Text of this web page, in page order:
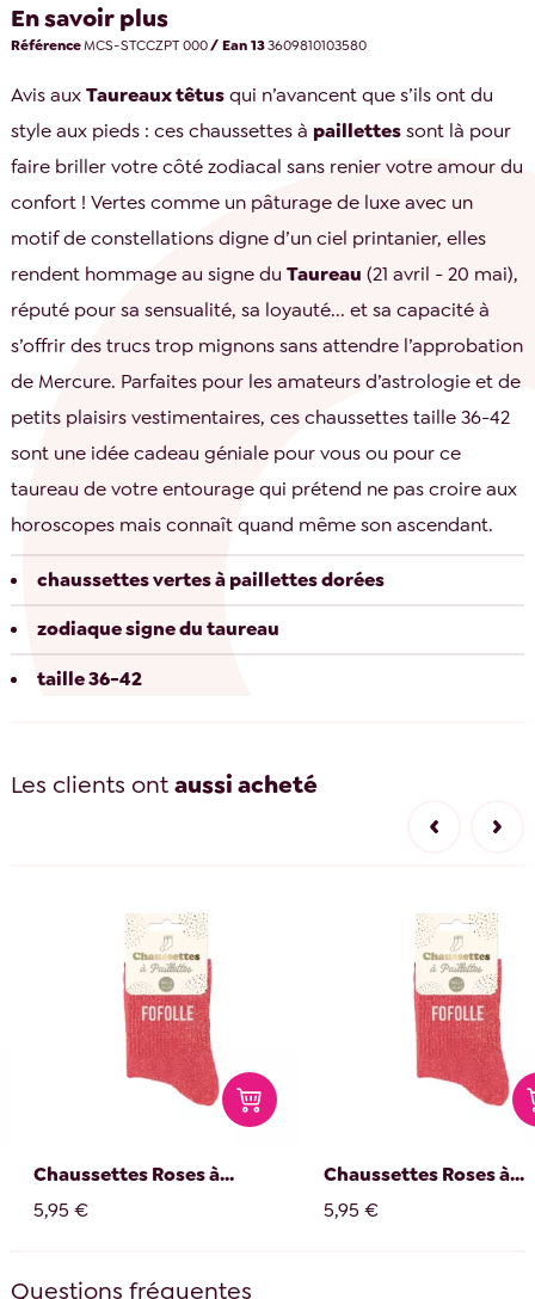
En savoir plus
RéférenceMCS-STCCZPT 000/ Ean 133609810103580
Avis auxTaureaux têtusqui n’avancent que s’ils ont du
style aux pieds : ces chaussettes à paillettessont là pour
faire briller votre côté zodiacal sans renier votre amour du
confort ! Vertes comme un pâturage de luxe avec un
motif de constellations digne d’un ciel printanier, elles
rendent hommage au signe duTaureau (21 avril - 20 mai),
réputé pour sa sensualité, sa loyauté... et sa capacité à
s’offrir des trucs trop mignons sans attendre l’approbation
de Mercure. Parfaites pour les amateurs d’astrologie et de
petits plaisirs vestimentaires, ces chaussettes taille 36-42
sont une idée cadeau géniale pour vous ou pour ce
taureau de votre entourage qui prétend ne pas croire aux
horoscopes mais connaît quand même son ascendant.
chaussettes vertes à paillettes dorées
zodiaque signe du taureau
taille 36-42
Les clients ontaussi acheté
Chaussettes Roses à...
5,95 €
Chaussettes Roses à...
5,95 €
Questions fréquentes